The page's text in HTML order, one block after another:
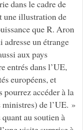
dans le cadre de
une illustration de
que R. Aron
un étrange
aux pays
entrés dans l’UE,
européens, et
pourrez accéder à la
de l’UE. »
au soutien à